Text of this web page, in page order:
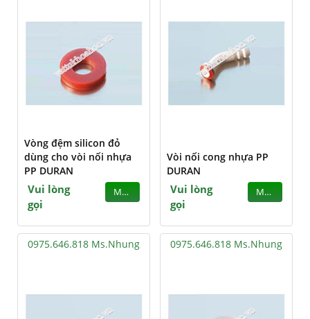
Vòng đệm silicon đỏ
dùng cho vòi nối nhựa
PP DURAN
Vui lòng
gọi
MUA
Vòi nối cong nhựa PP
DURAN
Vui lòng
gọi
MUA
0975.646.818 Ms.Nhung 0975.646.818 Ms.Nhung